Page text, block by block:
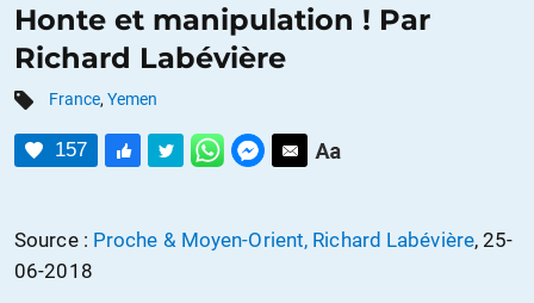
DOSSIERS
CATÉGORIES
MOTS CLÉS
CONTACTER
FAIRE UN
Honte et manipulation ! Par
Richard Labévière
France, Yemen
157
Source : Proche & Moyen-Orient, Richard Labévière, 25-
06-2018